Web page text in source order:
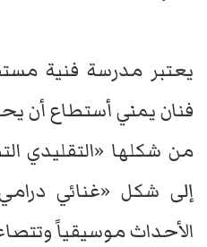
يعتبر مدرسة فنية
فنان يمني أستطاع أن
من شكلها «التقليدي
إلى شكل «غنائي
الأحداث موسيقياً